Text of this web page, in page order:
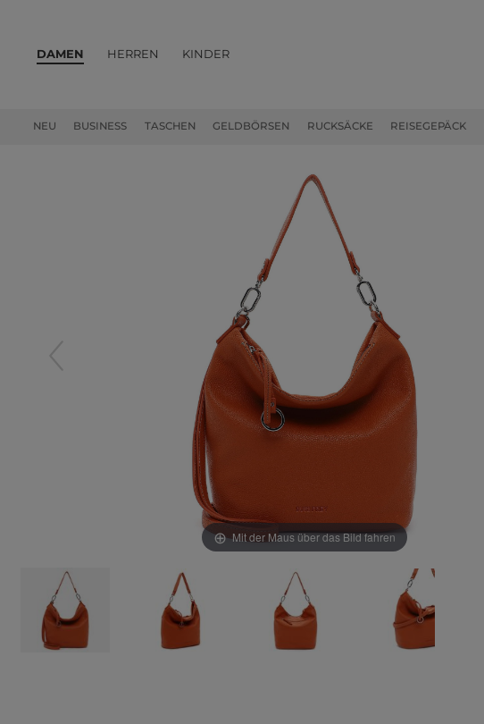
DAMEN
NEU BUSINESS TASCHEN GELDBÖRSEN RUCKSÄCKE REISEGEPÄCK
HERREN KINDER
Mit der Maus über das Bild fahren